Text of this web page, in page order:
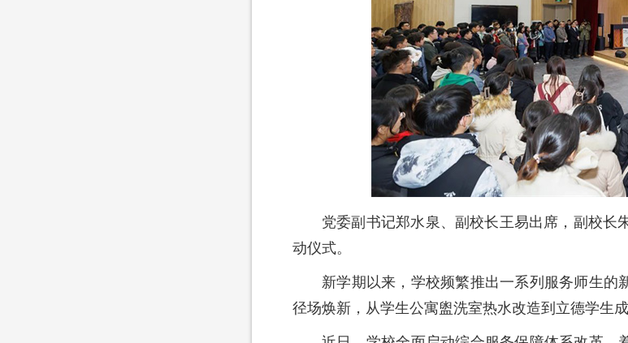
党委副书记郑水泉、副校长王易出席，副校长
动仪式。
新学期以来，学校频繁推出一系列服务师生的
径场焕新，从学生公寓盥洗室热水改造到立德学生